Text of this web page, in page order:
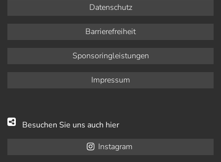
Datenschutz
Barrierefreiheit
Sponsoringleistungen
Impressum
Besuchen Sie uns auch hier
Instagram